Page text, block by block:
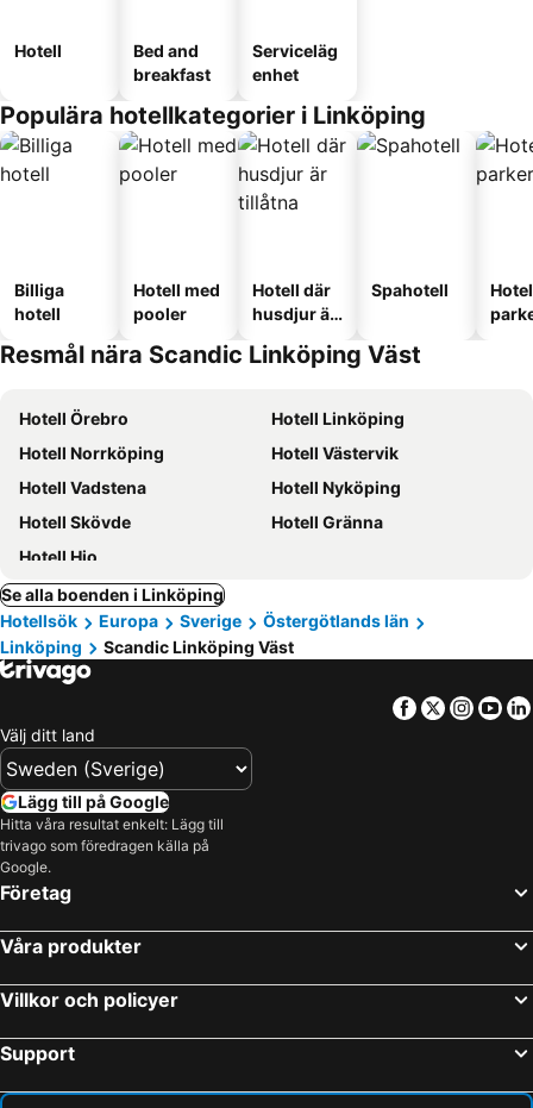
Hotell
Bed and
breakfast
Serviceläg
enhet
Populära hotellkategorier i Linköping
Billiga
hotell
Hotell med
pooler
Hotell där
husdjur är
Spahotell
Resmål nära Scandic Linköping Väst
Hotell Örebro
Hotell Linköping
Hotell Norrköping
Hotell Västervik
Hotell Vadstena
Hotell Nyköping
Hotell Skövde
Hotell Gränna
Hotell Hjo
Se alla boenden i Linköping
Hotellsök
Europa Sverige
Östergötlands län
Linköping
Scandic Linköping Väst
Facebook
Twitter
Välj ditt land
Lägg till på Google
Hitta våra resultat enkelt: Lägg till
trivago som föredragen källa på
Google.
Företag
Våra produkter
Villkor och policyer
Support